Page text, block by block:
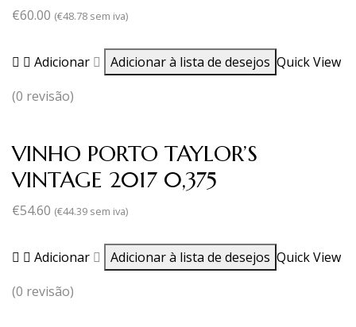
€60.00 (€48.78 sem iva)
Adicionar Adicionar à lista de desejos Quick View
(0 revisão)
VINHO PORTO TAYLOR’S
VINTAGE 2017 0,375
€54.60 (€44.39 sem iva)
Adicionar Adicionar à lista de desejos Quick View
(0 revisão)